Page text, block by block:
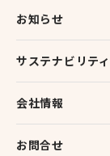
お知らせ
サステナビリティ
会社情報
お問合せ